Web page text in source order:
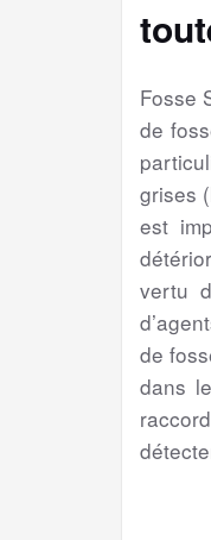
Fosse
de
grises
est
vertu
de
dans